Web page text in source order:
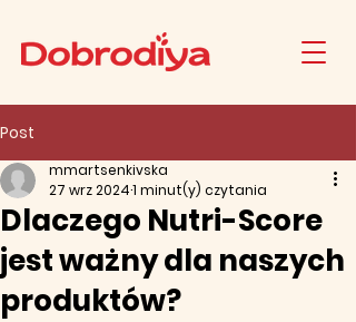
Post
Dlaczego Nutri-Score
jest ważny dla naszych
produktów?
mmartsenkivska
27 wrz 20241 minut(y) czytania